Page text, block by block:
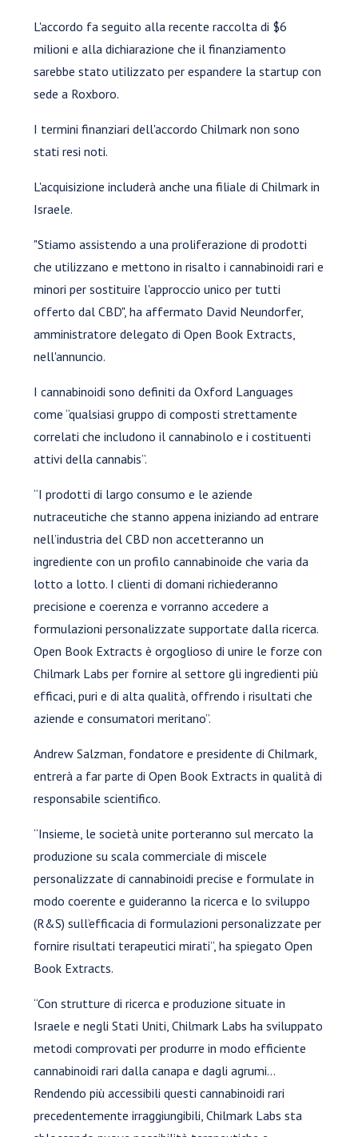
L'accordo fa seguito alla recente raccolta di $6
milioni e alla dichiarazione che il finanziamento
sarebbe stato utilizzato per espandere la startup con
sede a Roxboro.
I termini finanziari dell'accordo Chilmark non sono
stati resi noti.
L'acquisizione includerà anche una filiale di Chilmark in
Israele.
"Stiamo assistendo a una proliferazione di prodotti
che utilizzano e mettono in risalto i cannabinoidi rari e
minori per sostituire l'approccio unico per tutti
offerto dal CBD", ha affermato David Neundorfer,
amministratore delegato di Open Book Extracts,
nell'annuncio.
I cannabinoidi sono definiti da Oxford Languages
come “qualsiasi gruppo di composti strettamente
correlati che includono il cannabinolo e i costituenti
attivi della cannabis”.
“I prodotti di largo consumo e le aziende
nutraceutiche che stanno appena iniziando ad entrare
nell’industria del CBD non accetteranno un
ingrediente con un profilo cannabinoide che varia da
lotto a lotto. I clienti di domani richiederanno
precisione e coerenza e vorranno accedere a
formulazioni personalizzate supportate dalla ricerca.
Open Book Extracts è orgoglioso di unire le forze con
Chilmark Labs per fornire al settore gli ingredienti più
efficaci, puri e di alta qualità, offrendo i risultati che
aziende e consumatori meritano”.
Andrew Salzman, fondatore e presidente di Chilmark,
entrerà a far parte di Open Book Extracts in qualità di
responsabile scientifico.
“Insieme, le società unite porteranno sul mercato la
produzione su scala commerciale di miscele
personalizzate di cannabinoidi precise e formulate in
modo coerente e guideranno la ricerca e lo sviluppo
(R&S) sull’efficacia di formulazioni personalizzate per
fornire risultati terapeutici mirati”, ha spiegato Open
Book Extracts.
“Con strutture di ricerca e produzione situate in
Israele e negli Stati Uniti, Chilmark Labs ha sviluppato
metodi comprovati per produrre in modo efficiente
cannabinoidi rari dalla canapa e dagli agrumi…
Rendendo più accessibili questi cannabinoidi rari
precedentemente irraggiungibili, Chilmark Labs sta